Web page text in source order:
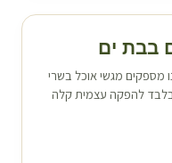
בבת ים
מספקים מגשי אוכל בשרי
למהדרין ב-₪58 למנה בלבד להפקה עצמית קלה